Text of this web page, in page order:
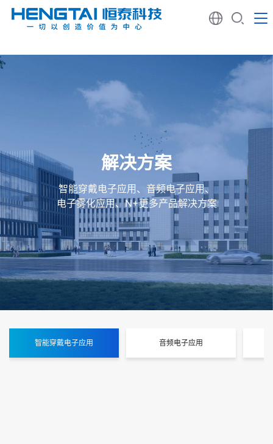
解决方案
智能穿戴电子应用、音频电子应用、
电子雾化应用、N+更多产品解决方案
智能穿戴电子应用 音频电子应用